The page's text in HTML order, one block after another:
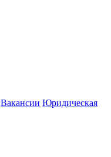
Вакансии Юридическая